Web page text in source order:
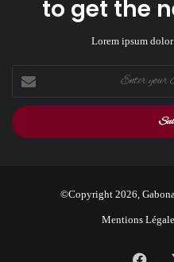
to get the
Lorem ipsum dolor
your
Email
address
©Copyright 2026,
Mentions